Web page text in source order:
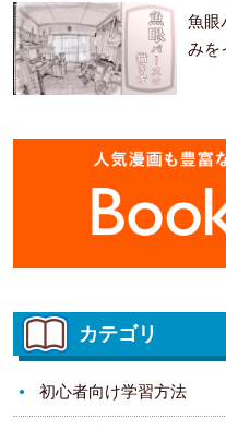
魚眼
みを
カテゴリ
初心者向け学習方法